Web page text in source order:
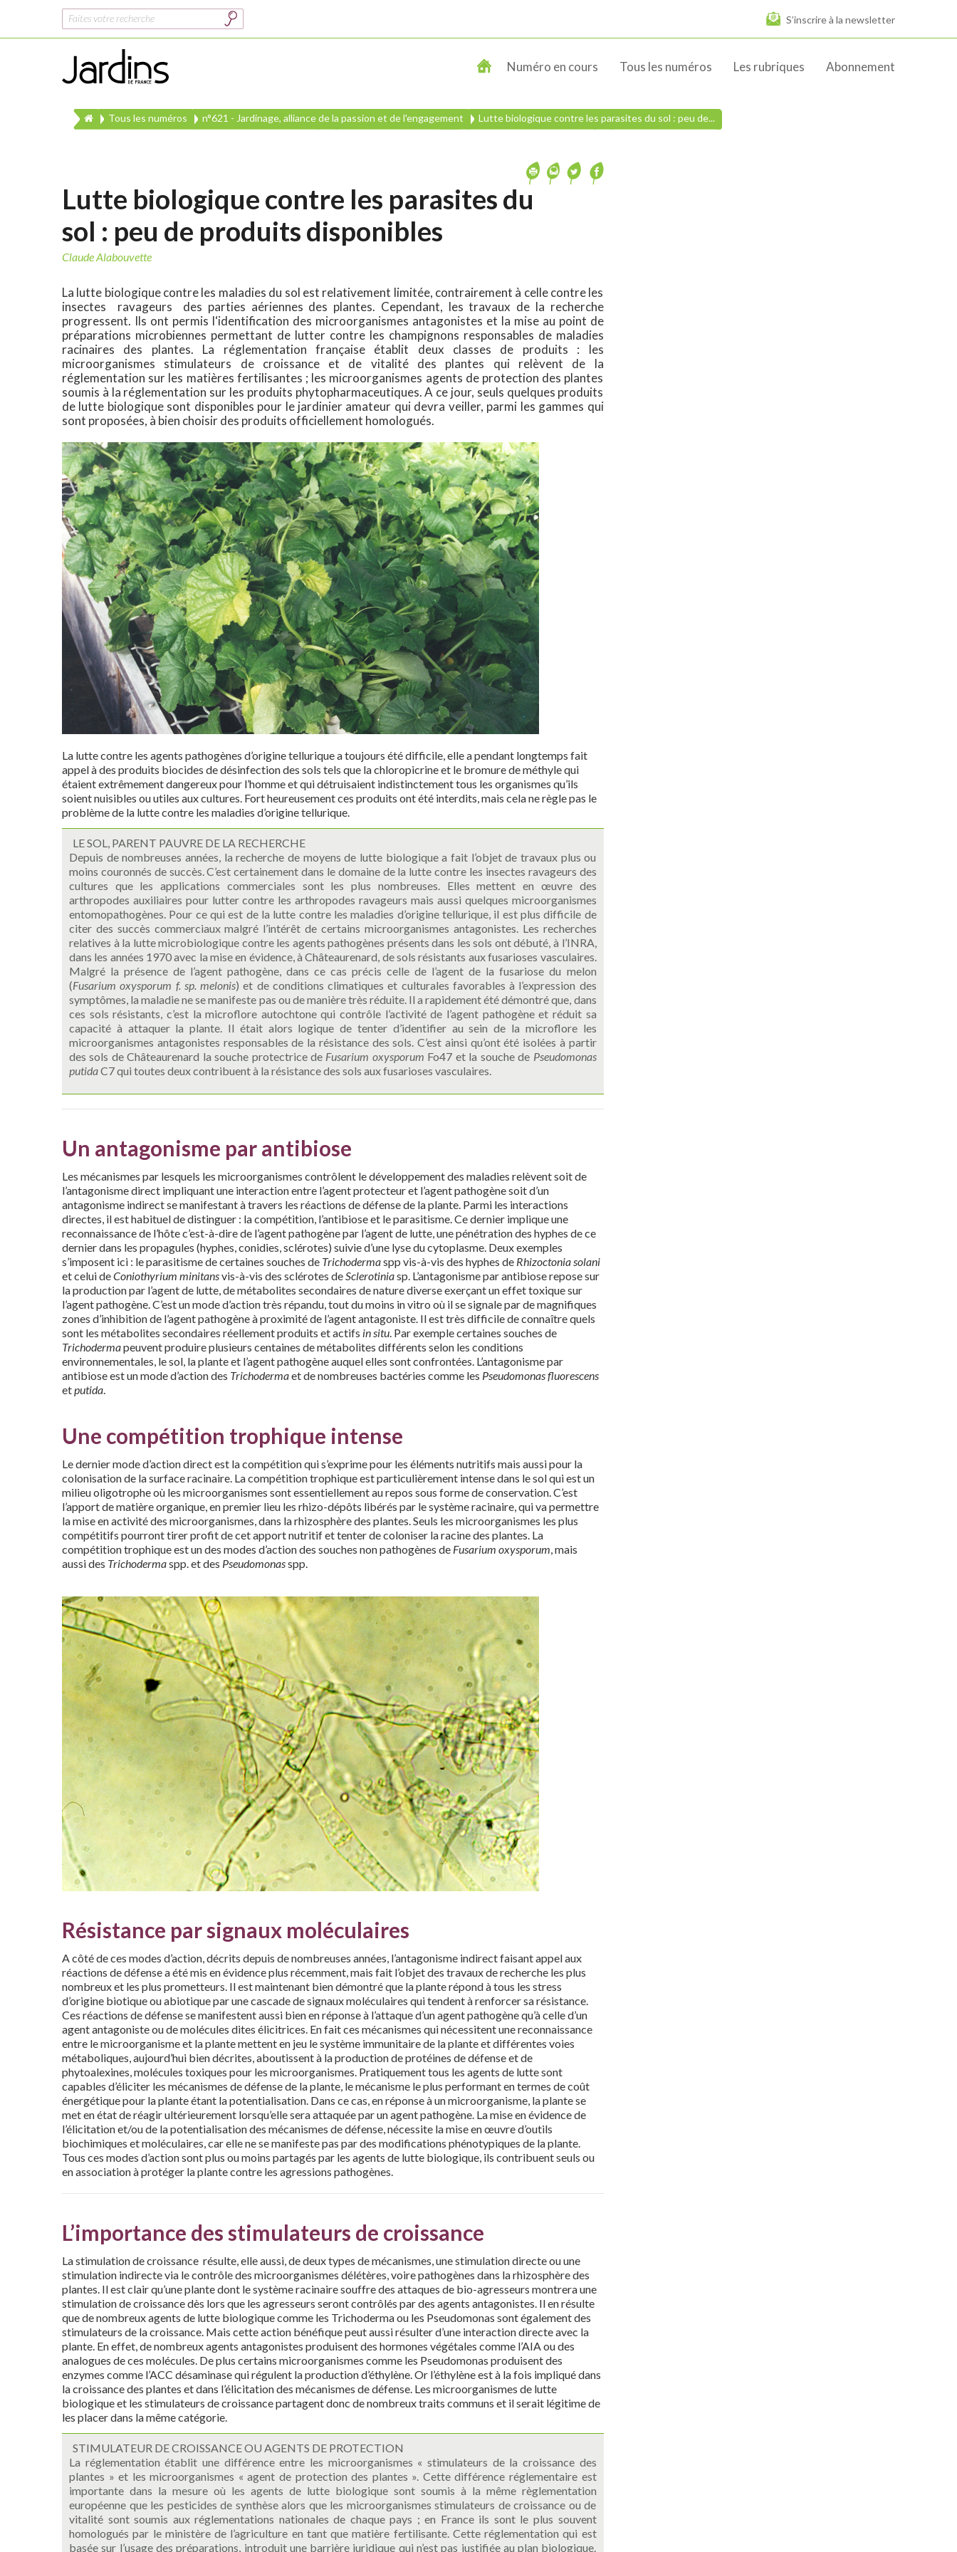
Rechercher : S’inscrire à la newsletter
Numéro en cours Tous les numéros Les rubriques Abonnement
Tous les numéros n°621 - Jardinage, alliance de la passion et de l'engagement Lutte biologique contre les parasites du sol : peu de...
Lutte biologique contre les parasites du
sol : peu de produits disponibles
Claude Alabouvette
La lutte biologique contre les maladies du sol est relativement limitée, contrairement à celle contre les
insectes ravageurs des parties aériennes des plantes. Cependant, les travaux de la recherche
progressent. Ils ont permis l‘identification des microorganismes antagonistes et la mise au point de
préparations microbiennes permettant de lutter contre les champignons responsables de maladies
racinaires des plantes. La réglementation française établit deux classes de produits : les
microorganismes stimulateurs de croissance et de vitalité des plantes qui relèvent de la
réglementation sur les matières fertilisantes ; les microorganismes agents de protection des plantes
soumis à la réglementation sur les produits phytopharmaceutiques. A ce jour, seuls quelques produits
de lutte biologique sont disponibles pour le jardinier amateur qui devra veiller, parmi les gammes qui
sont proposées, à bien choisir des produits officiellement homologués.
La lutte contre les agents pathogènes d’origine tellurique a toujours été difficile, elle a pendant longtemps fait
appel à des produits biocides de désinfection des sols tels que la chloropicrine et le bromure de méthyle qui
étaient extrêmement dangereux pour l’homme et qui détruisaient indistinctement tous les organismes qu’ils
soient nuisibles ou utiles aux cultures. Fort heureusement ces produits ont été interdits, mais cela ne règle pas le
problème de la lutte contre les maladies d’origine tellurique.
LE SOL, PARENT PAUVRE DE LA RECHERCHE
Depuis de nombreuses années, la recherche de moyens de lutte biologique a fait l’objet de travaux plus ou
moins couronnés de succès. C’est certainement dans le domaine de la lutte contre les insectes ravageurs des
cultures que les applications commerciales sont les plus nombreuses. Elles mettent en œuvre des
arthropodes auxiliaires pour lutter contre les arthropodes ravageurs mais aussi quelques microorganismes
entomopathogènes. Pour ce qui est de la lutte contre les maladies d’origine tellurique, il est plus difficile de
citer des succès commerciaux malgré l’intérêt de certains microorganismes antagonistes. Les recherches
relatives à la lutte microbiologique contre les agents pathogènes présents dans les sols ont débuté, à l’INRA,
dans les années 1970 avec la mise en évidence, à Châteaurenard, de sols résistants aux fusarioses vasculaires.
Malgré la présence de l’agent pathogène, dans ce cas précis celle de l’agent de la fusariose du melon
(Fusarium oxysporum f. sp. melonis) et de conditions climatiques et culturales favorables à l’expression des
symptômes, la maladie ne se manifeste pas ou de manière très réduite. Il a rapidement été démontré que, dans
ces sols résistants, c’est la microflore autochtone qui contrôle l’activité de l’agent pathogène et réduit sa
capacité à attaquer la plante. Il était alors logique de tenter d’identifier au sein de la microflore les
microorganismes antagonistes responsables de la résistance des sols. C’est ainsi qu’ont été isolées à partir
des sols de Châteaurenard la souche protectrice de Fusarium oxysporum Fo47 et la souche de Pseudomonas
putidaC7 qui toutes deux contribuent à la résistance des sols aux fusarioses vasculaires.
Un antagonisme par antibiose
Les mécanismes par lesquels les microorganismes contrôlent le développement des maladies relèvent soit de
l’antagonisme direct impliquant une interaction entre l’agent protecteur et l’agent pathogène soit d’un
antagonisme indirect se manifestant à travers les réactions de défense de la plante. Parmi les interactions
directes, il est habituel de distinguer : la compétition, l’antibiose et le parasitisme. Ce dernier implique une
reconnaissance de l’hôte c’est-à-dire de l’agent pathogène par l’agent de lutte, une pénétration des hyphes de ce
dernier dans les propagules (hyphes, conidies, sclérotes) suivie d’une lyse du cytoplasme. Deux exemples
s’imposent ici : le parasitisme de certaines souches de Trichodermaspp vis-à-vis des hyphes de Rhizoctonia solani
et celui deConiothyrium minitansvis-à-vis des sclérotes deSclerotiniasp. L’antagonisme par antibiose repose sur
la production par l’agent de lutte, de métabolites secondaires de nature diverse exerçant un effet toxique sur
l’agent pathogène. C’est un mode d’action très répandu, tout du moins in vitro où il se signale par de magnifiques
zones d’inhibition de l’agent pathogène à proximité de l’agent antagoniste. Il est très difficile de connaître quels
sont les métabolites secondaires réellement produits et actifs in situ. Par exemple certaines souches de
Trichodermapeuvent produire plusieurs centaines de métabolites différents selon les conditions
environnementales, le sol, la plante et l’agent pathogène auquel elles sont confrontées. L’antagonisme par
antibiose est un mode d’action des Trichodermaet de nombreuses bactéries comme les Pseudomonas fluorescens
etputida.
Une compétition trophique intense
Le dernier mode d’action direct est la compétition qui s’exprime pour les éléments nutritifs mais aussi pour la
colonisation de la surface racinaire. La compétition trophique est particulièrement intense dans le sol qui est un
milieu oligotrophe où les microorganismes sont essentiellement au repos sous forme de conservation. C’est
l’apport de matière organique, en premier lieu les rhizo-dépôts libérés par le système racinaire, qui va permettre
la mise en activité des microorganismes, dans la rhizosphère des plantes. Seuls les microorganismes les plus
compétitifs pourront tirer profit de cet apport nutritif et tenter de coloniser la racine des plantes. La
compétition trophique est un des modes d’action des souches non pathogènes de Fusarium oxysporum, mais
aussi des Trichodermaspp. et des Pseudomonasspp.
Résistance par signaux moléculaires
A côté de ces modes d’action, décrits depuis de nombreuses années, l’antagonisme indirect faisant appel aux
réactions de défense a été mis en évidence plus récemment, mais fait l’objet des travaux de recherche les plus
nombreux et les plus prometteurs. Il est maintenant bien démontré que la plante répond à tous les stress
d’origine biotique ou abiotique par une cascade de signaux moléculaires qui tendent à renforcer sa résistance.
Ces réactions de défense se manifestent aussi bien en réponse à l’attaque d’un agent pathogène qu’à celle d’un
agent antagoniste ou de molécules dites élicitrices. En fait ces mécanismes qui nécessitent une reconnaissance
entre le microorganisme et la plante mettent en jeu le système immunitaire de la plante et différentes voies
métaboliques, aujourd’hui bien décrites, aboutissent à la production de protéines de défense et de
phytoalexines, molécules toxiques pour les microorganismes. Pratiquement tous les agents de lutte sont
capables d’éliciter les mécanismes de défense de la plante, le mécanisme le plus performant en termes de coût
énergétique pour la plante étant la potentialisation. Dans ce cas, en réponse à un microorganisme, la plante se
met en état de réagir ultérieurement lorsqu’elle sera attaquée par un agent pathogène. La mise en évidence de
l’élicitation et/ou de la potentialisation des mécanismes de défense, nécessite la mise en œuvre d’outils
biochimiques et moléculaires, car elle ne se manifeste pas par des modifications phénotypiques de la plante.
Tous ces modes d’action sont plus ou moins partagés par les agents de lutte biologique, ils contribuent seuls ou
en association à protéger la plante contre les agressions pathogènes.
L’importance des stimulateurs de croissance
La stimulation de croissance résulte, elle aussi, de deux types de mécanismes, une stimulation directe ou une
stimulation indirecte via le contrôle des microorganismes délétères, voire pathogènes dans la rhizosphère des
plantes. Il est clair qu’une plante dont le système racinaire souffre des attaques de bio-agresseurs montrera une
stimulation de croissance dès lors que les agresseurs seront contrôlés par des agents antagonistes. Il en résulte
que de nombreux agents de lutte biologique comme les Trichoderma ou les Pseudomonas sont également des
stimulateurs de la croissance. Mais cette action bénéfique peut aussi résulter d’une interaction directe avec la
plante. En effet, de nombreux agents antagonistes produisent des hormones végétales comme l’AIA ou des
analogues de ces molécules. De plus certains microorganismes comme les Pseudomonas produisent des
enzymes comme l’ACC désaminase qui régulent la production d’éthylène. Or l’éthylène est à la fois impliqué dans
la croissance des plantes et dans l’élicitation des mécanismes de défense. Les microorganismes de lutte
biologique et les stimulateurs de croissance partagent donc de nombreux traits communs et il serait légitime de
les placer dans la même catégorie.
STIMULATEUR DE CROISSANCE OU AGENTS DE PROTECTION
La réglementation établit une différence entre les microorganismes « stimulateurs de la croissance des
plantes » et les microorganismes « agent de protection des plantes ». Cette différence réglementaire est
importante dans la mesure où les agents de lutte biologique sont soumis à la même règlementation
européenne que les pesticides de synthèse alors que les microorganismes stimulateurs de croissance ou de
vitalité sont soumis aux réglementations nationales de chaque pays ; en France ils sont le plus souvent
homologués par le ministère de l’agriculture en tant que matière fertilisante. Cette réglementation qui est
basée sur l’usage des préparations, introduit une barrière juridique qui n’est pas justifiée au plan biologique.